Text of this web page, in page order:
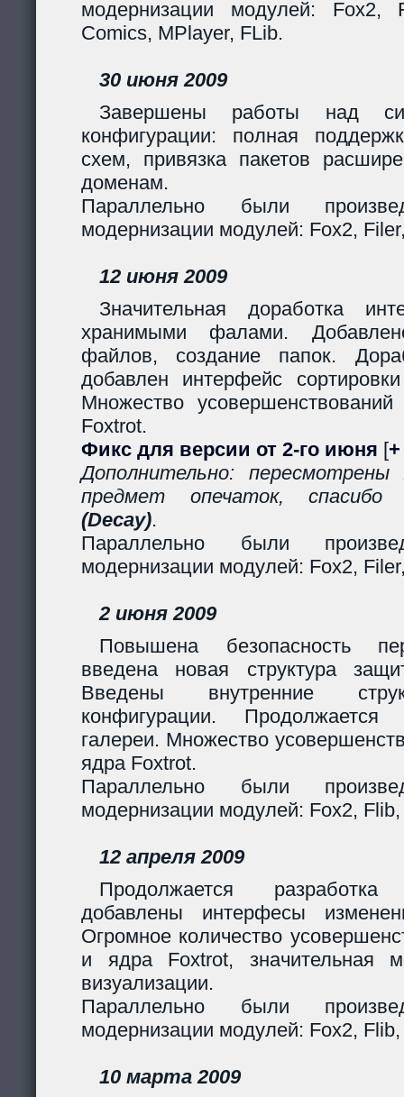
модернизации модулей: Fox2,
Comics, MPlayer, FLib.
30 июня 2009
Завершены работы над
конфигурации: полная
схем, привязка пакетов
доменам.
Параллельно были
модернизации модулей: Fox2,
12 июня 2009
Значительная доработка
хранимыми фалами.
файлов, создание папок.
добавлен интерфейс
Множество
Foxtrot.
Фикс для версии от 2-го июня [
Дополнительно:
предмет опечаток,
(Decay).
Параллельно были
модернизации модулей: Fox2,
2 июня 2009
Повышена безопасность
введена новая структура
Введены внутренние
конфигурации. Продолжается
галереи. Множество
ядра Foxtrot.
Параллельно были
модернизации модулей: Fox2,
12 апреля 2009
Продолжается
добавлены интерфесы
Огромное количество
и ядра Foxtrot, значительная
визуализации.
Параллельно были
модернизации модулей: Fox2,
10 марта 2009